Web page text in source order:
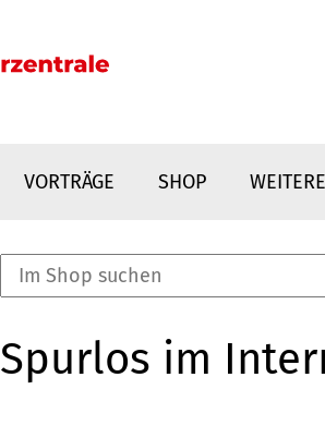
VORTRÄGE SHOP
Spurlos im